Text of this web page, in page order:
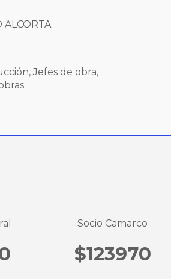
ALCORTA
Jefes de obra,
Socio Camarco
$123970